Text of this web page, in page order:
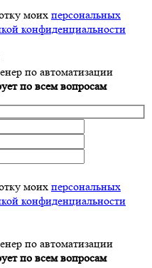
моих персональных
конфиденциальности
по автоматизации
по всем вопросам
моих персональных
конфиденциальности
по автоматизации
по всем вопросам